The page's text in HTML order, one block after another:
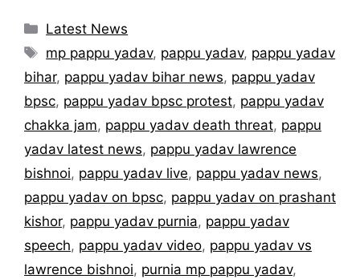
Categories
Latest News
Tags
mp pappu yadav, pappu yadav, pappu yadav
bihar, pappu yadav bihar news, pappu yadav
bpsc, pappu yadav bpsc protest, pappu yadav
chakka jam, pappu yadav death threat, pappu
yadav latest news, pappu yadav lawrence
bishnoi, pappu yadav live, pappu yadav news,
pappu yadav on bpsc, pappu yadav on prashant
kishor, pappu yadav purnia, pappu yadav
speech, pappu yadav video, pappu yadav vs
lawrence bishnoi, purnia mp pappu yadav,